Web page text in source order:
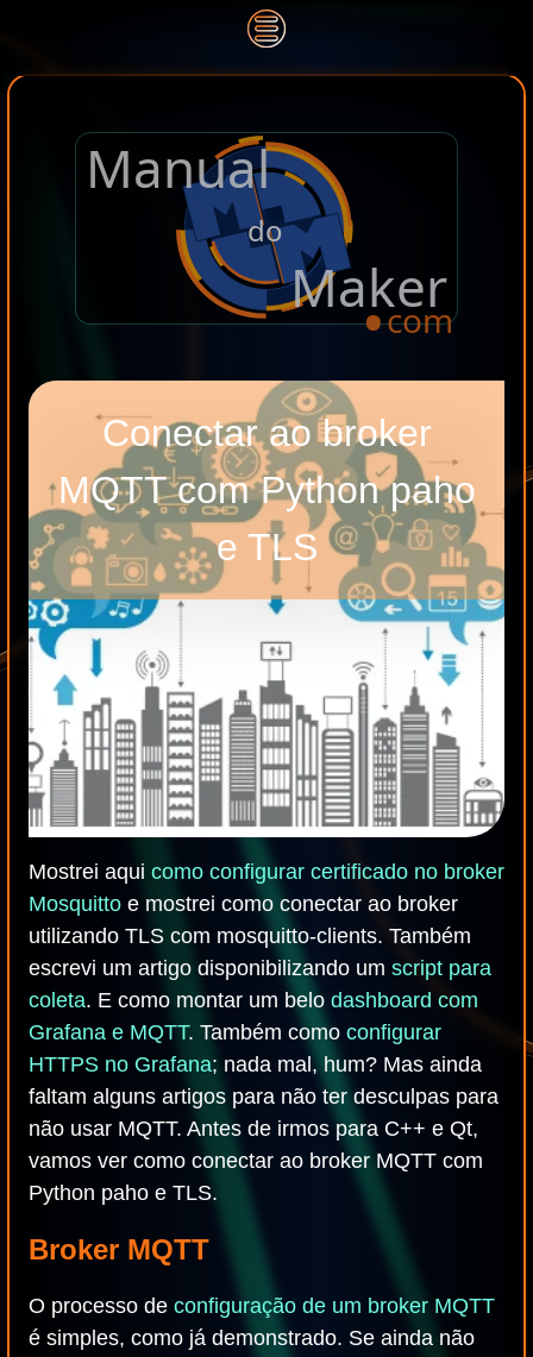
Manual
do
Maker
.com
Conectar ao broker
MQTT com Python paho
e TLS
Mostrei aqui como configurar certificado no broker
Mosquitto e mostrei como conectar ao broker
utilizando TLS com mosquitto-clients. Também
escrevi um artigo disponibilizando um script para
coleta. E como montar um belo dashboard com
Grafana e MQTT. Também como configurar
HTTPS no Grafana; nada mal, hum? Mas ainda
faltam alguns artigos para não ter desculpas para
não usar MQTT. Antes de irmos para C++ e Qt,
vamos ver como conectar ao broker MQTT com
Python paho e TLS.
Broker MQTT
O processo de configuração de um broker MQTT
é simples, como já demonstrado. Se ainda não